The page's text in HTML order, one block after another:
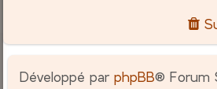
Développé parphpBB® Forum